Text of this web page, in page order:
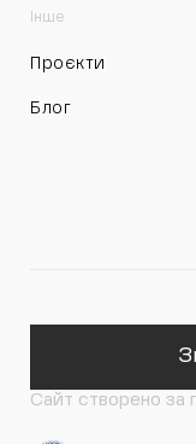
Інше
Проєкти
Блог
Сайт створено за